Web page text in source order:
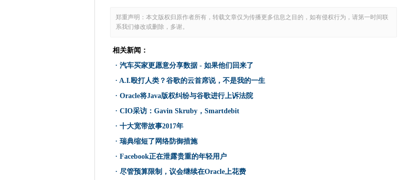
在他们成为僵尸网络僵尸之前更新您的Belkin WEMO设备
角度3在角度的脚跟上炎热
Openai将使用Microsoft的云，因为Azure获得了更多功能
埃森哲为重新进入工作场所的人推出了回报者计划
Verizon信号雅虎数据泄露可能会影响ACQUSITION
Apple发布iOS，MacOS更新
Apple的Bezel-Free iPhone 8 - 预期的内容
政府敦促改善质量数据违规的补救
思科旨在将250,000人提交2020年
郑重声明：本文版权归原作者所有，转载文章仅为传播更多信息之目的，如有侵权行为，请第一时间联
系我们修改或删除，多谢。
相关新闻：
· 汽车买家更愿意分享数据 - 如果他们回来了
· A.I.殴打人类？谷歌的云首席说，不是我的一生
· Oracle将Java版权纠纷与谷歌进行上诉法院
· CIO采访：Gavin Skruby，Smartdebit
· 十大宽带故事2017年
· 瑞典缩短了网络防御措施
· Facebook正在泄露贵重的年轻用户
· 尽管预算限制，议会继续在Oracle上花费